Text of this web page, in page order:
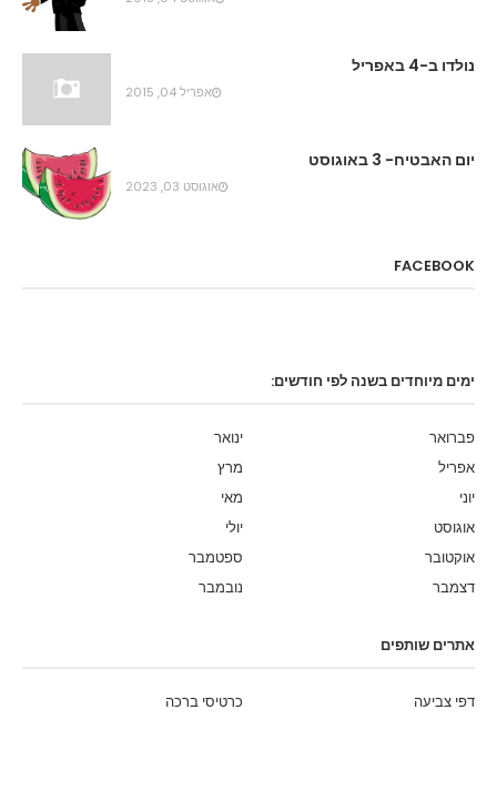
נולדו ב-4 באפריל
אפריל 04, 2015
יום האבטיח- 3 באוגוסט
אוגוסט 03, 2023
FACEBOOK
ימים מיוחדים בשנה לפי חודשים:
ינואר
פברואר
מרץ
אפריל
מאי
יוני
יולי
אוגוסט
ספטמבר
אוקטובר
נובמבר
דצמבר
אתרים שותפים
כרטיסי ברכה דפי צביעה